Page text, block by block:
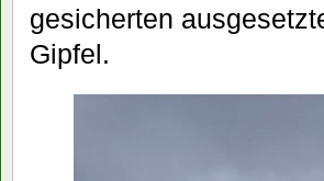
gesicherten
Gipfel.